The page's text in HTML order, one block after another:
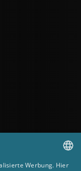
Werbung. Hier